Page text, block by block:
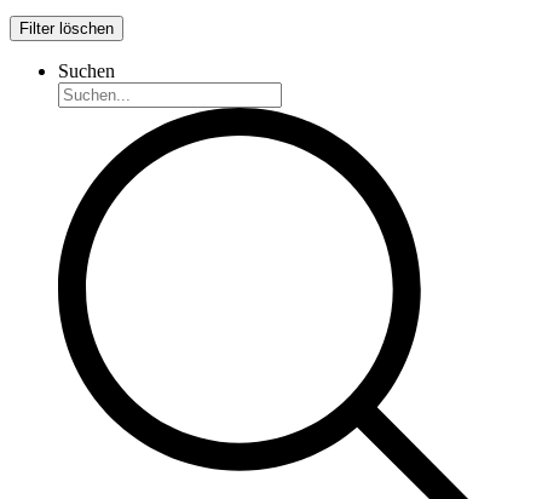
Filter löschen
Suchen